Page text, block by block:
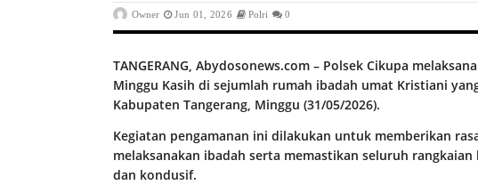
Owner Jun 01, 2026 Polri 0
TANGERANG, Abydosonews.com – Polsek Cikupa
Minggu Kasih di sejumlah rumah ibadah umat Kristiani
Kabupaten Tangerang, Minggu (31/05/2026).
Kegiatan pengamanan ini dilakukan untuk memberikan
melaksanakan ibadah serta memastikan seluruh
dan kondusif.